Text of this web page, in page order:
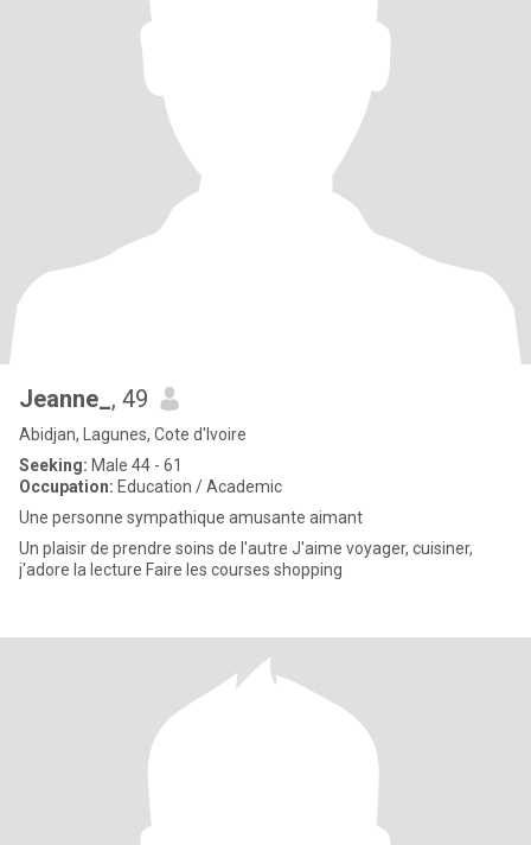
Jeanne_, 49
Abidjan, Lagunes, Cote d'Ivoire
Seeking: Male 44 - 61
Occupation: Education / Academic
Une personne sympathique amusante aimant
Un plaisir de prendre soins de l'autre J'aime voyager, cuisiner,
j'adore la lecture Faire les courses shopping